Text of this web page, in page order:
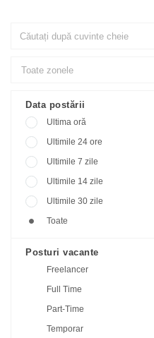
Data postării
Ultima oră
Ultimile 24 ore
Ultimile 7 zile
Ultimile 14 zile
Ultimile 30 zile
Toate
Posturi vacante
Freelancer
Full Time
Part-Time
Temporar